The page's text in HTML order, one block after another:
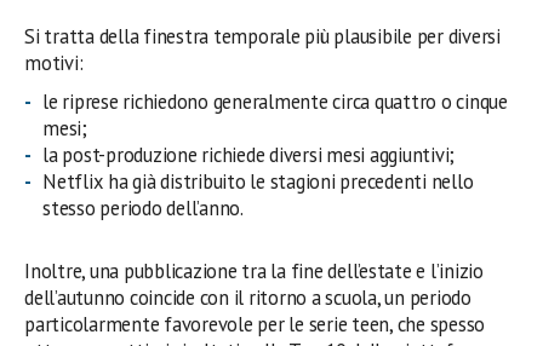
Si tratta della finestra temporale più plausibile per diversi
motivi:
le riprese richiedono generalmente circa quattro o cinque
mesi;
la post-produzione richiede diversi mesi aggiuntivi;
Netflix ha già distribuito le stagioni precedenti nello
stesso periodo dell’anno.
Inoltre, una pubblicazione tra la fine dell’estate e l’inizio
dell’autunno coincide con il ritorno a scuola, un periodo
particolarmente favorevole per le serie teen, che spesso